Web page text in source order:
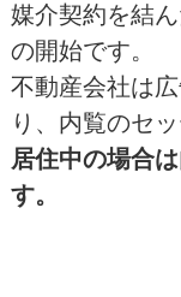
媒介契約を結
の開始です。
不動産会社は
り、内覧のセ
居住中の場合
す。